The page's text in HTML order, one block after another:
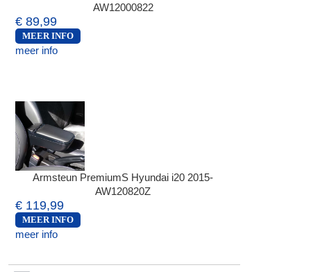
AW12000822
€ 89,99
MEER INFO
meer info
Armsteun PremiumS Hyundai i20 2015-
AW120820Z
€ 119,99
MEER INFO
meer info